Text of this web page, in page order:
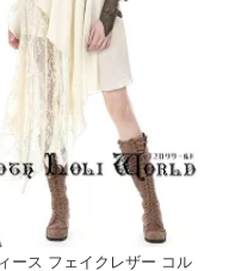
ース フェイクレザー コル